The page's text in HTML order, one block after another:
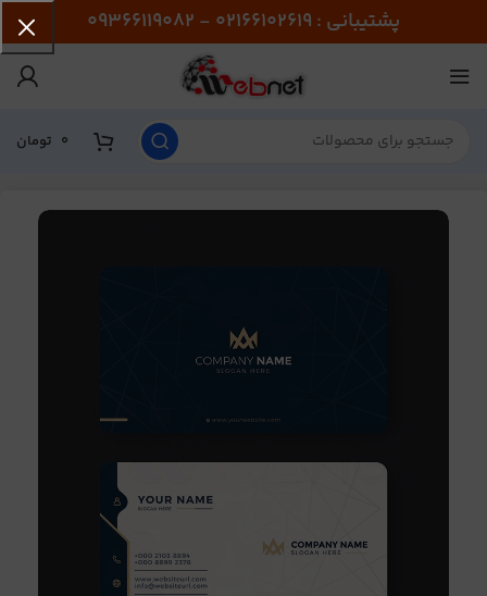
پشتیبانی : 02166102619 - 09366119082
0 تومان